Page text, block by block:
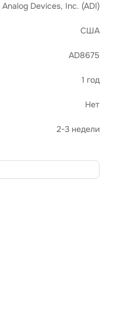
Analog Devices, Inc. (ADI)
США
AD8675
1 год
Нет
2-3 недели